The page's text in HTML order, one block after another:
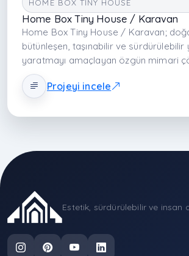
HOME BOX TINY HOUSE
Home Box Tiny House / Karavan
Home Box Tiny House / Karavan;
bütünleşen, taşınabilir ve sürdürülebilir
yaratmayı amaçlayan özgün mimari
Tasarım, küçük alanlarda maksimum
fonksiyonellik yaratırken aynı
Projeyi incele
Estetik, sürdürülebilir ve insan